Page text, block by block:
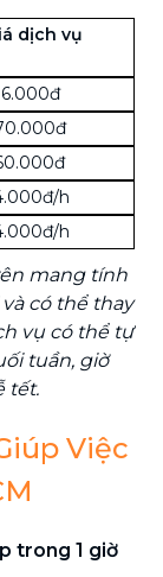
dịch vụ
h
h
mang tính
có thể thay
vụ có thể tự
tuần, giờ
tết.
Việc
trong 1 giờ